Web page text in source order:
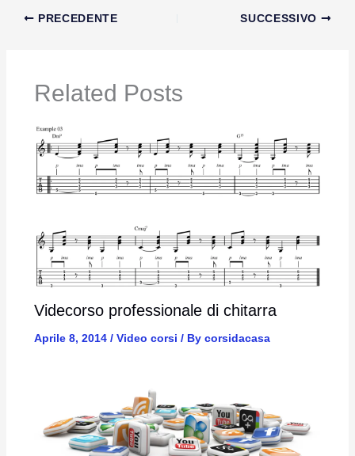
PRECEDENTE SUCCESSIVO
Related Posts
Videcorso professionale di chitarra
Aprile 8, 2014 / Video corsi / By corsidacasa